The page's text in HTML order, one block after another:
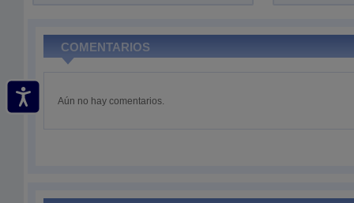
COMENTARIOS
Aún no hay comentarios.